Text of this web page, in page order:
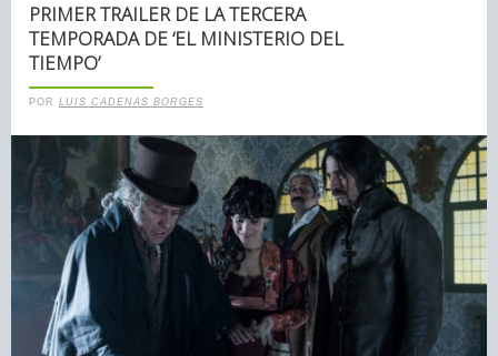
PRIMER TRAILER DE LA TERCERA
TEMPORADA DE ‘EL MINISTERIO DEL
TIEMPO’
POR LUIS CADENAS BORGES